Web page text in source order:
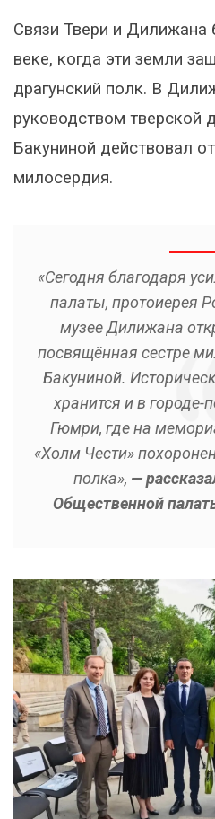
Связи Твери и Дилижана
веке, когда эти земли
драгунский полк. В
руководством тверской
Бакуниной действовал
милосердия.
«Сегодня благодаря
палаты, протоиерея
музее Дилижана
посвящённая сестре
Бакуниной.
хранится и в
Гюмри, где на
«Холм Чести»
полка», —
Общественной